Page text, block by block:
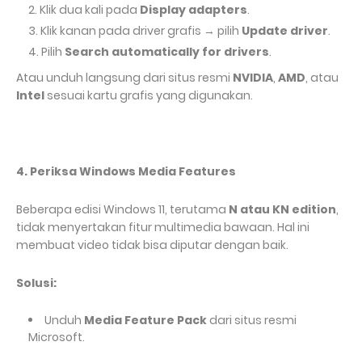
Klik dua kali pada Display adapters.
Klik kanan pada driver grafis → pilih Update driver.
Pilih Search automatically for drivers.
Atau unduh langsung dari situs resmi NVIDIA, AMD, atau
Intel sesuai kartu grafis yang digunakan.
4. Periksa Windows Media Features
Beberapa edisi Windows 11, terutama N atau KN edition,
tidak menyertakan fitur multimedia bawaan. Hal ini
membuat video tidak bisa diputar dengan baik.
Solusi:
Unduh Media Feature Packdari situs resmi
Microsoft.